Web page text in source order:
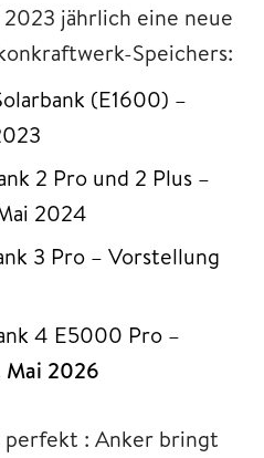
jährlich eine neue
Speichers:
(E1600) –
2 Pro und 2 Plus –
2024
3 Pro – Vorstellung
4 E5000 Pro –
Mai 2026
perfekt : Anker bringt